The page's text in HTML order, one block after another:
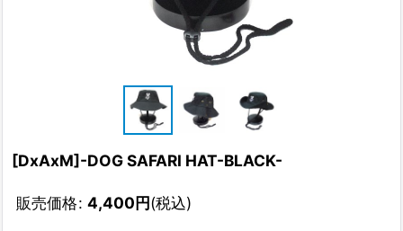
[DxAxM]-DOG SAFARI HAT-BLACK-
販売価格: 4,400円(税込)